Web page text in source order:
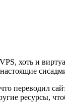
хоть и
переводил
ресурсы,